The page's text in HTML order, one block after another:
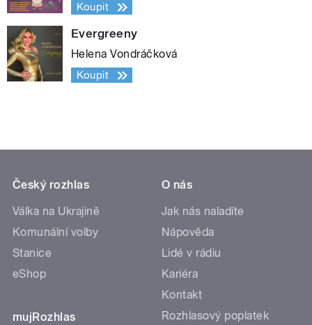
Koupit
Evergreeny
Helena Vondráčková
Koupit
Český rozhlas
Válka na Ukrajině
Komunální volby
Stanice
eShop
mujRozhlas
O nás
Jak nás naladíte
Nápověda
Lidé v rádiu
Kariéra
Kontakt
Rozhlasový poplatek